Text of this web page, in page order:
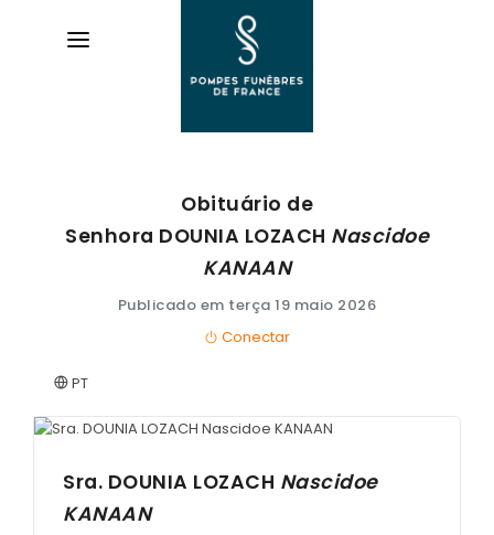
AVIS DE DÉCÈS
ORGANISER DES OBSÈQUES
PRÉVOIR SES OBSÈQUES
Livraison de plaques
Nos capitons funéraires
Obituário de
Senhora DOUNIA LOZACH Nascidoe
KANAAN
Publicado em terça 19 maio 2026
Conectar
PT
Sra. DOUNIA LOZACH Nascidoe
KANAAN